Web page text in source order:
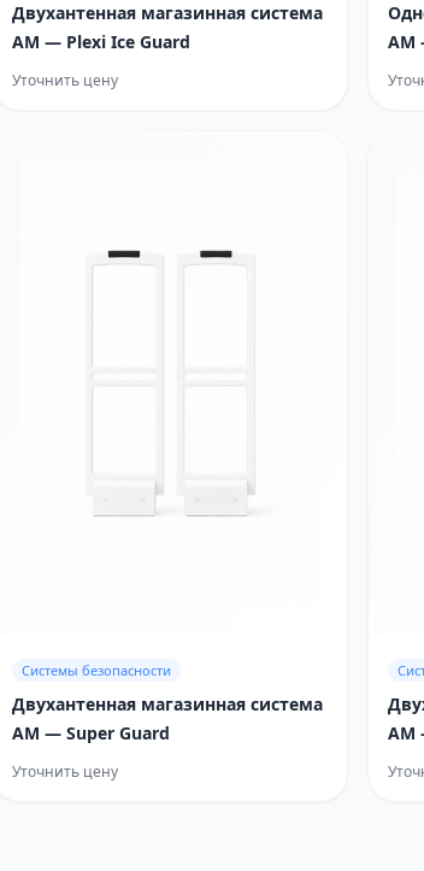
Двухантенная магазинная система
AM — Plexi Ice Guard
Уточнить цену
AM
Системы безопасности
Двухантенная магазинная система
AM — Super Guard
Уточнить цену
AM